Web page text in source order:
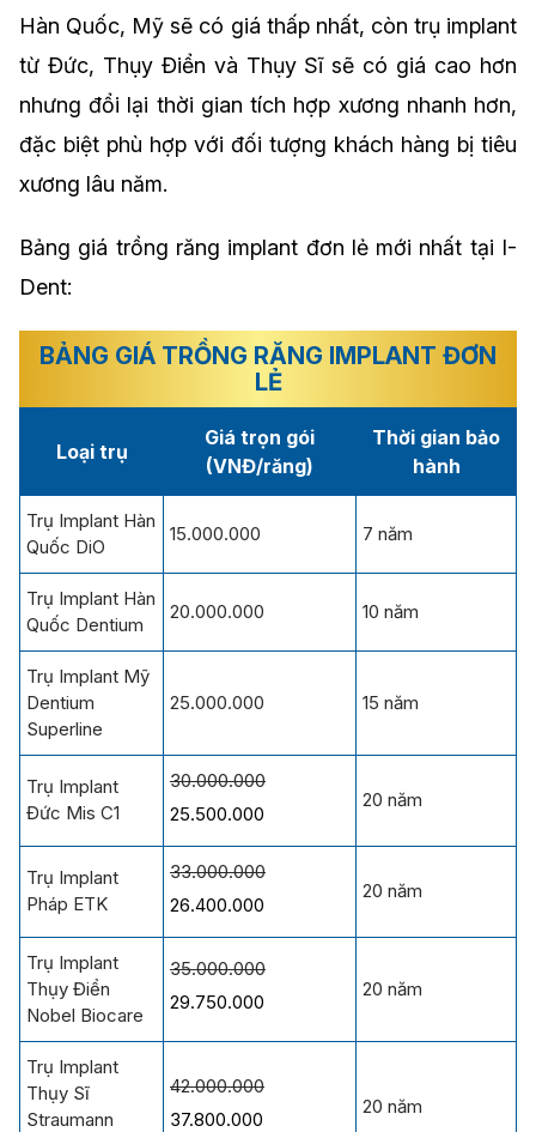
Hàn Quốc, Mỹ sẽ có giá thấp nhất, còn trụ implant
từ Đức, Thụy Điển và Thụy Sĩ sẽ có giá cao hơn
nhưng đổi lại thời gian tích hợp xương nhanh hơn,
đặc biệt phù hợp với đối tượng khách hàng bị tiêu
xương lâu năm.
Bảng giá trồng răng implant đơn lẻ mới nhất tại I-
Dent:
BẢNG GIÁ TRỒNG RĂNG IMPLANT ĐƠN
LẺ
Loại trụ
Giá trọn gói
(VNĐ/răng)
Thời gian bảo
hành
Trụ Implant Hàn
Quốc DiO
15.000.000 7 năm
Trụ Implant Hàn
Quốc Dentium
20.000.000 10 năm
Trụ Implant Mỹ
Dentium
Superline
25.000.000 15 năm
Trụ Implant
Đức Mis C1
30.000.000
25.500.000
20 năm
Trụ Implant
Pháp ETK
33.000.000
26.400.000
20 năm
Trụ Implant
Thụy Điển
Nobel Biocare
35.000.000
29.750.000
20 năm
Trụ Implant
Thụy Sĩ
Straumann
42.000.000
37.800.000
20 năm